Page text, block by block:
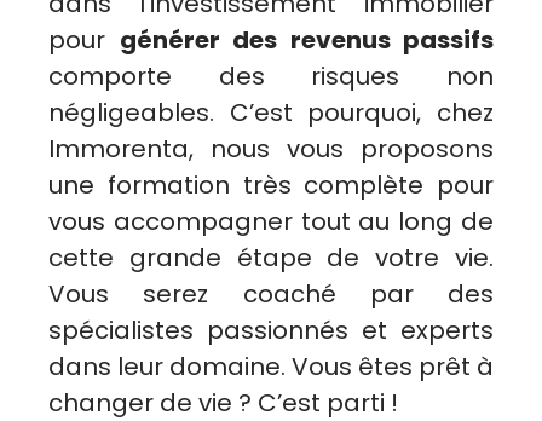
pour générer des revenus passifs
comporte des risques non
négligeables. C’est pourquoi, chez
Immorenta, nous vous proposons
une formation très complète pour
vous accompagner tout au long de
cette grande étape de votre vie.
Vous serez coaché par des
spécialistes passionnés et experts
dans leur domaine. Vous êtes prêt à
changer de vie ? C’est parti !